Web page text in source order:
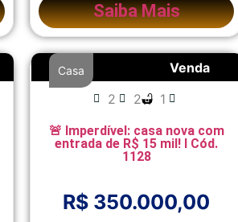
Saiba Mais
Venda
Casa
2 2 1
🚨 Imperdível: casa nova com
entrada de R$ 15 mil! I Cód.
1128
R$ 350.000,00